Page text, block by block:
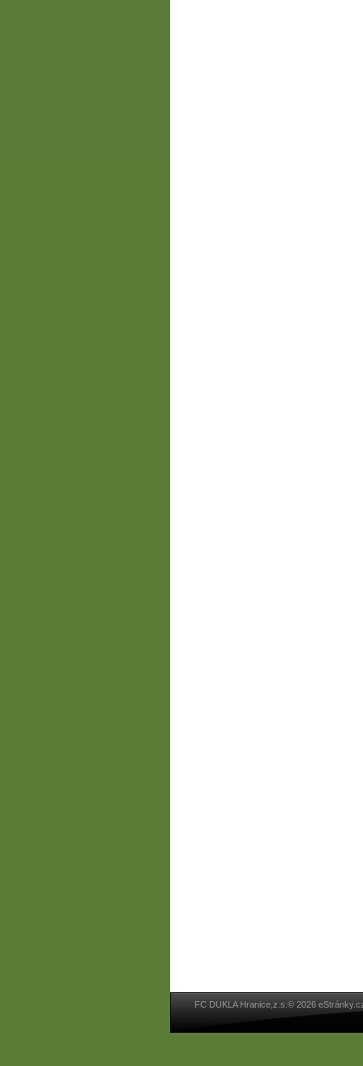
FC DUKLA Hranice,z.s.© 2026